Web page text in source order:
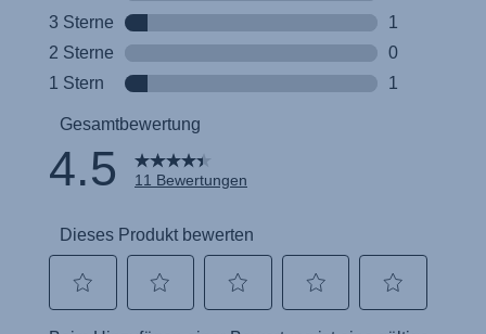
Návod na použitie (Slovenský jazyk)
Инструкция за ползване (Български език)
Upute za uporabu (Hrvatski jezik)
Pokyny k použití (Čeština)
Brugerinstruktioner (Dansk)
Kasutusjuhend (Eesti keel)
Käyttöohjeet (Suomi)
Οδηγίες χρήσης (Ελληνική γλώσσα)